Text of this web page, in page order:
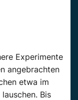
Experimente
angebrachten
etwa im
Bis